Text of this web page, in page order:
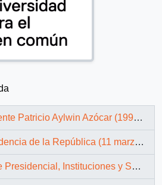
Patricio Aylwin Azócar (1990-1994)
de la República (11 marzo 1990 – 11 marzo 1994)
Instituciones y Servicios